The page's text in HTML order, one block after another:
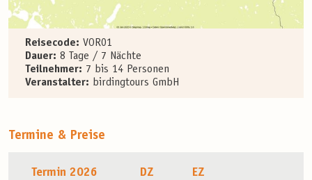
Reisecode: VOR01
Dauer: 8 Tage / 7 Nächte
Teilnehmer: 7 bis 14 Personen
Veranstalter: birdingtours GmbH
Termine & Preise
Termin 2026 DZ EZ